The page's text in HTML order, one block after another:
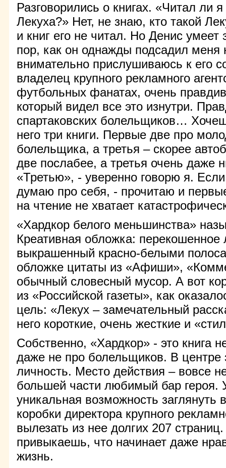
Разговорились о книгах. «Читал ли
Лекуха?» Нет, не знаю, кто такой
и книг его не читал. Но Денис умеет
пор, как он однажды подсадил меня
внимательно прислушиваюсь к его
владелец крупного рекламного
футбольных фанатах, очень
который видел все это изнутри.
спартаковских болельщиков…
него три книги. Первые две про
болельщика, а третья – скорее
две послабее, а третья очень даже
«Третью», - уверенно говорю я.
думаю про себя, - прочитаю и
на чтение не хватает
«Хардкор белого меньшинства»
Креативная обложка:
выкрашенный красно-белыми
обложке цитаты из «Афиши»,
обычный словесный мусор. А вот
из «Российской газеты», как
цель: «Лекух – замечательный
него короткие, очень жесткие и
Собственно, «Хардкор» - это книга
даже не про болельщиков. В центре
личность. Место действия – вовсе
большей части любимый бар героя.
уникальная возможность заглянуть
коробки директора крупного
вылезать из нее долгих 207
привыкаешь, что начинает даже
жизнь.